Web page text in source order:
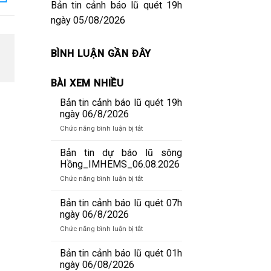
Bản tin cảnh báo lũ quét 19h
ngày 05/08/2026
BÌNH LUẬN GẦN ĐÂY
BÀI XEM NHIỀU
Bản tin cảnh báo lũ quét 19h
ngày 06/8/2026
Chức năng bình luận bị tắtở
tin
cảnh
lũ
19h
06/8/2026
Bản tin dự báo lũ sông
Hồng_IMHEMS_06.08.2026
Chức năng bình luận bị tắtở
tin
dự
lũ
Hồng_IMHEMS_06.08.2026
Bản tin cảnh báo lũ quét 07h
ngày 06/8/2026
Chức năng bình luận bị tắtở
tin
cảnh
Bản tin cảnh báo lũ quét 01h
ngày 06/08/2026